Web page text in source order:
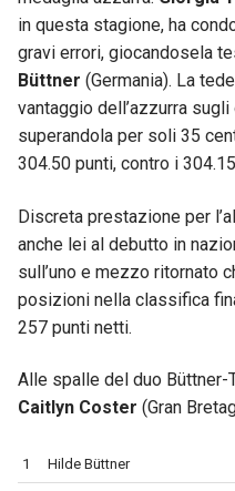
in questa stagione, ha
gravi errori, giocandosela
Büttner (Germania). La
vantaggio dell’azzurra
superandola per soli 35
304.50 punti, contro i
Discreta prestazione per
anche lei al debutto in
sull’uno e mezzo ritornato
posizioni nella classifica
257 punti netti.
Alle spalle del duo
Caitlyn Coster (Gran
1 Hilde Büttner